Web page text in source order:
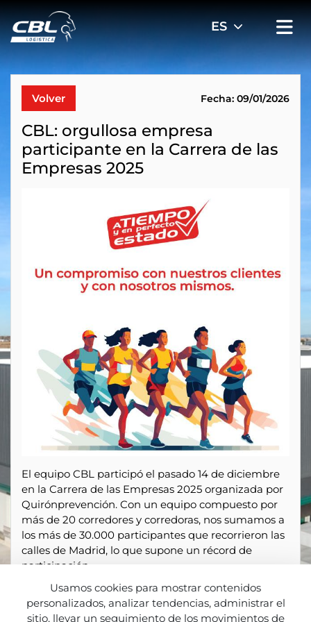
Volver Fecha: 09/01/2026
CBL: orgullosa empresa
participante en la Carrera de las
Empresas 2025
El equipo CBL participó el pasado 14 de diciembre
en la Carrera de las Empresas 2025 organizada por
Quirónprevención. Con un equipo compuesto por
más de 20 corredores y corredoras, nos sumamos a
los más de 30.000 participantes que recorrieron las
calles de Madrid, lo que supone un récord de
participación.
Un gesto que muestra el compromiso de la
compañía con los hábitos saludables y el cuidado
Usamos cookies para mostrar contenidos
personalizados, analizar tendencias, administrar el
sitio, llevar un seguimiento de los movimientos de